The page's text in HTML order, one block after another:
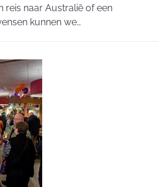
reis naar Australië of een
kunnen we…